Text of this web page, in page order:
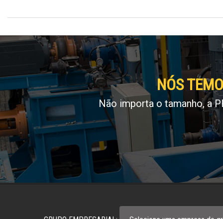
NÓS
Não importa o tamanho, a